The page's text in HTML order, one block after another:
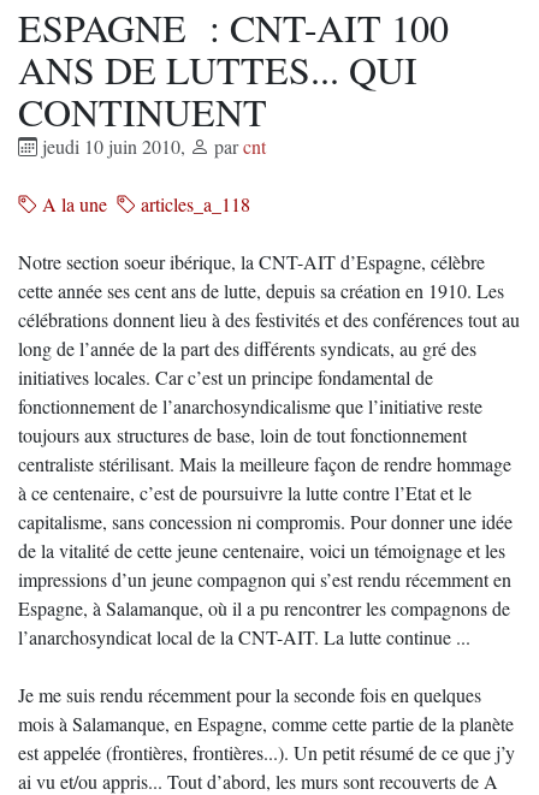
ESPAGNE : CNT-AIT 100
ANS DE LUTTES... QUI
CONTINUENT
jeudi 10 juin 2010, parcnt
A la une articles_a_118
Notre section soeur ibérique, la CNT-AIT d’Espagne, célèbre
cette année ses cent ans de lutte, depuis sa création en 1910. Les
célébrations donnent lieu à des festivités et des conférences tout au
long de l’année de la part des différents syndicats, au gré des
initiatives locales. Car c’est un principe fondamental de
fonctionnement de l’anarchosyndicalisme que l’initiative reste
toujours aux structures de base, loin de tout fonctionnement
centraliste stérilisant. Mais la meilleure façon de rendre hommage
à ce centenaire, c’est de poursuivre la lutte contre l’Etat et le
capitalisme, sans concession ni compromis. Pour donner une idée
de la vitalité de cette jeune centenaire, voici un témoignage et les
impressions d’un jeune compagnon qui s’est rendu récemment en
Espagne, à Salamanque, où il a pu rencontrer les compagnons de
l’anarchosyndicat local de la CNT-AIT. La lutte continue ...
Je me suis rendu récemment pour la seconde fois en quelques
mois à Salamanque, en Espagne, comme cette partie de la planète
est appelée (frontières, frontières...). Un petit résumé de ce que j’y
ai vu et/ou appris... Tout d’abord, les murs sont recouverts de A